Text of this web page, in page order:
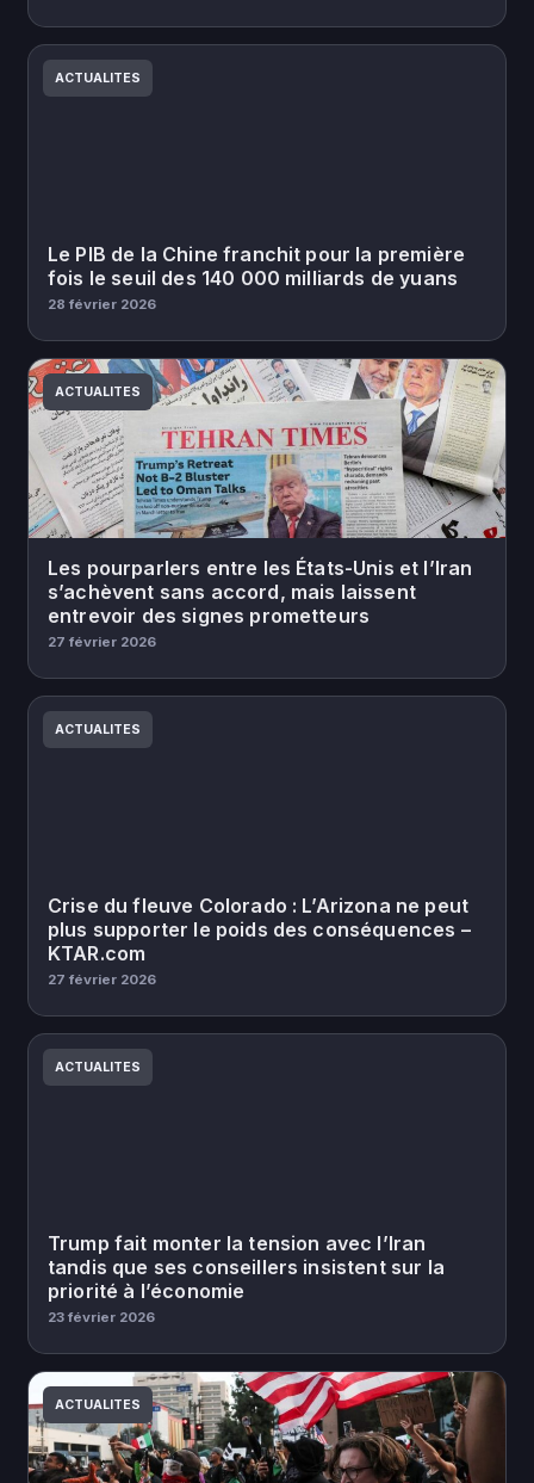
ACTUALITES
Le PIB de la Chine franchit pour la première
fois le seuil des 140 000 milliards de yuans
28 février 2026
ACTUALITES
Les pourparlers entre les États-Unis et l’Iran
s’achèvent sans accord, mais laissent
entrevoir des signes prometteurs
27 février 2026
ACTUALITES
Crise du fleuve Colorado : L’Arizona ne peut
plus supporter le poids des conséquences –
KTAR.com
27 février 2026
ACTUALITES
Trump fait monter la tension avec l’Iran
tandis que ses conseillers insistent sur la
priorité à l’économie
23 février 2026
ACTUALITES